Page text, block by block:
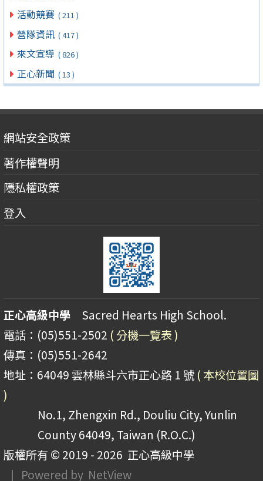
活動競賽 ( 211 )
營隊資訊 ( 417 )
來文宣導 ( 826 )
正心新聞 ( 13 )
網站安全政策
著作權聲明
隱私權政策
登入
正心高級中學 Sacred Hearts High School.
電話：(05)551-2502 ( 分機一覽表 )
傳真：(05)551-2642
地址：64049 雲林縣斗六市正心路 1 號 ( 本校位置圖
)
No.1, Zhengxin Rd., Douliu City, Yunlin
County 64049, Taiwan (R.O.C.)
版權所有 © 2019 - 2026 正心高級中學
| Powered by NetView